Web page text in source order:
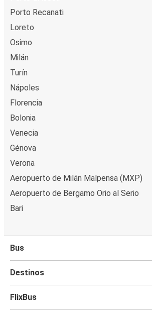
Porto Recanati
Loreto
Osimo
Milán
Turín
Nápoles
Florencia
Bolonia
Venecia
Génova
Verona
Aeropuerto de Milán Malpensa (MXP)
Aeropuerto de Bergamo Orio al Serio
Bari
Bus
Destinos
FlixBus